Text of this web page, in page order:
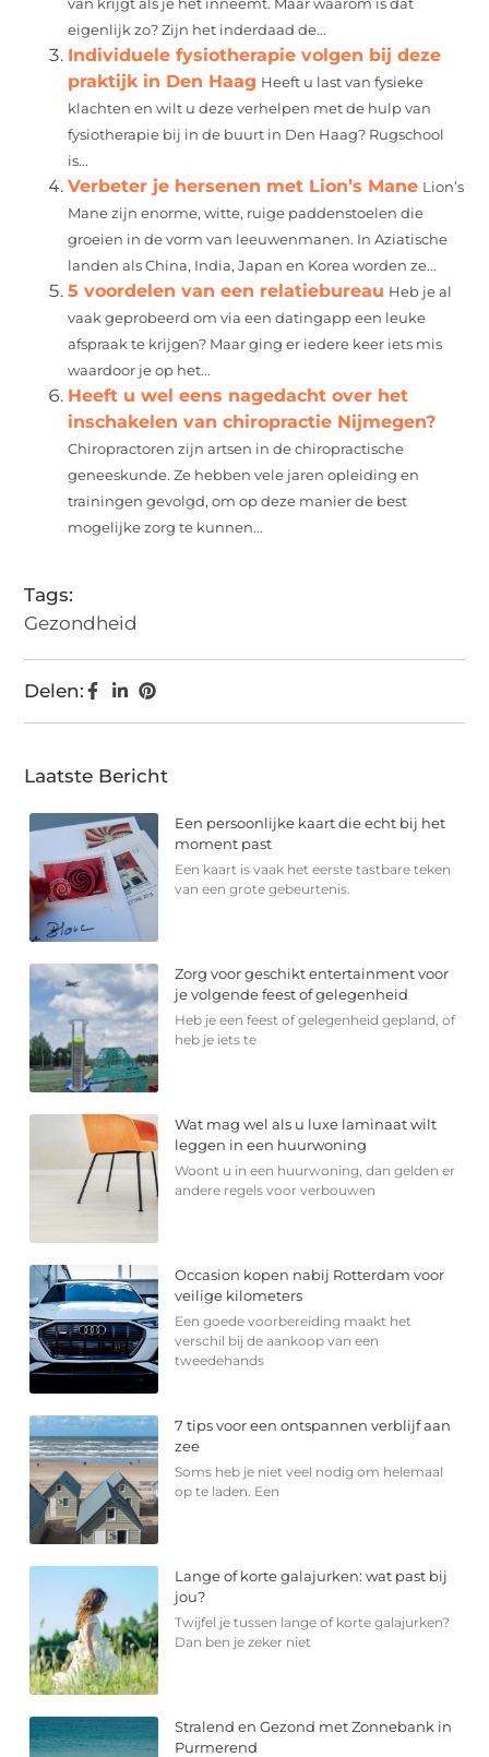
van krijgt als je het inneemt. Maar waarom is dat
eigenlijk zo? Zijn het inderdaad de...
Individuele fysiotherapie volgen bij deze
praktijk in Den Haag Heeft u last van fysieke
klachten en wilt u deze verhelpen met de hulp van
fysiotherapie bij in de buurt in Den Haag? Rugschool
is...
Verbeter je hersenen met Lion’s Mane Lion’s
Mane zijn enorme, witte, ruige paddenstoelen die
groeien in de vorm van leeuwenmanen. In Aziatische
landen als China, India, Japan en Korea worden ze...
5 voordelen van een relatiebureau Heb je al
vaak geprobeerd om via een datingapp een leuke
afspraak te krijgen? Maar ging er iedere keer iets mis
waardoor je op het...
Heeft u wel eens nagedacht over het
inschakelen van chiropractie Nijmegen?
Chiropractoren zijn artsen in de chiropractische
geneeskunde. Ze hebben vele jaren opleiding en
trainingen gevolgd, om op deze manier de best
mogelijke zorg te kunnen...
Tags:
Gezondheid
Delen:
Laatste Bericht
Een persoonlijke kaart die echt bij het
moment past
Een kaart is vaak het eerste tastbare teken
van een grote gebeurtenis.
Zorg voor geschikt entertainment voor
je volgende feest of gelegenheid
Heb je een feest of gelegenheid gepland, of
heb je iets te
Wat mag wel als u luxe laminaat wilt
leggen in een huurwoning
Woont u in een huurwoning, dan gelden er
andere regels voor verbouwen
Occasion kopen nabij Rotterdam voor
veilige kilometers
Een goede voorbereiding maakt het
verschil bij de aankoop van een
tweedehands
7 tips voor een ontspannen verblijf aan
zee
Soms heb je niet veel nodig om helemaal
op te laden. Een
Lange of korte galajurken: wat past bij
jou?
Twijfel je tussen lange of korte galajurken?
Dan ben je zeker niet
Stralend en Gezond met Zonnebank in
Purmerend